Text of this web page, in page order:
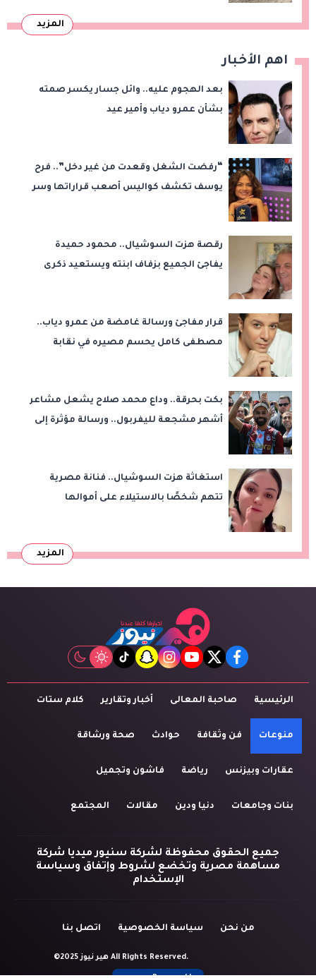
المزيد
اهم الأخبار
بعد الهجوم عليه.. وائل جسار يكسر صمته
بشأن عمرو دياب وأمير عيد
“رفضت الشغل وقعدت من غير دخل”.. فرح
يوسف تكشف كواليس أصعب قراراتها وسر
رقصة هزت السوشيال.. محمود حميدة
يفاجئ الجميع بزفاف ابنته ويستعيد ذكرى
قرار مفاجئ ورسالة غامضة من عمرو دياب..
مصطفى كامل يحسم مصيره في نقابة
بكت بحرقة.. وداع محمد صلاح يشعل مشاعر
أشهر مشجعة لليفربول.. ورسالة مؤثرة إلى
استغاثة هزت السوشيال.. فنانة مصرية
تتهم شخصًا بالاستيلاء على أموالها
المزيد
facebook
twitter
youtube
instagram
snapchat
tiktok
الرئيسية صاحبة المعالى أخبار وتقارير كلام ستات
منوعات فن وثقافة حوادث صحة ورشاقة
عقارات وبيزنس رياضة فاشون وتجميل
بنات وجامعات دنيا ودين مقالات المجتمع
جميع الحقوق محفوظة لشركة سنيور ميديا شركة
مساهمة مصرية وتخضع لشروط وإتفاق وسياسة
الإستخدام
من نحن سياسة الخصوصية اتصل بنا
©2025 هير نيوز All Rights Reserved.